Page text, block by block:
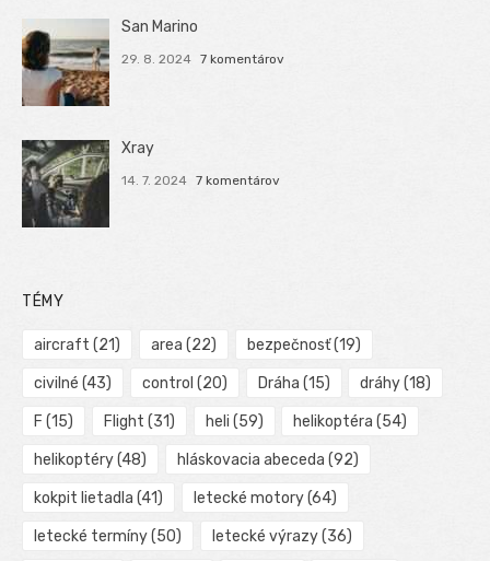
San Marino
29. 8. 2024 7 komentárov
Xray
14. 7. 2024 7 komentárov
TÉMY
aircraft (21) area (22) bezpečnosť(19)
civilné (43) control (20) Dráha (15) dráhy(18)
F (15) Flight (31) heli (59) helikoptéra (54)
helikoptéry(48) hláskovacia abeceda (92)
kokpit lietadla (41) letecké motory(64)
letecké termíny(50) letecké výrazy(36)